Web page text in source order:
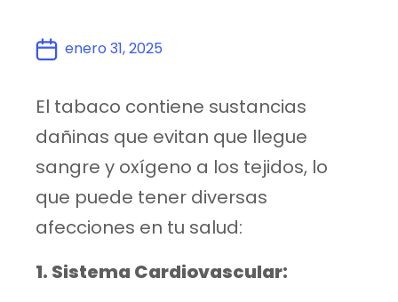
enero 31, 2025
El tabaco contiene sustancias
dañinas que evitan que llegue
sangre y oxígeno a los tejidos, lo
que puede tener diversas
afecciones en tu salud:
1.⁠ ⁠Sistema Cardiovascular: